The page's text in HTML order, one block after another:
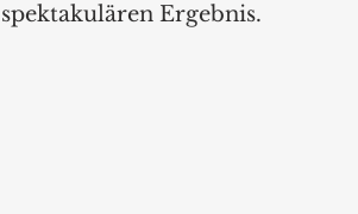
spektakulären Ergebnis.